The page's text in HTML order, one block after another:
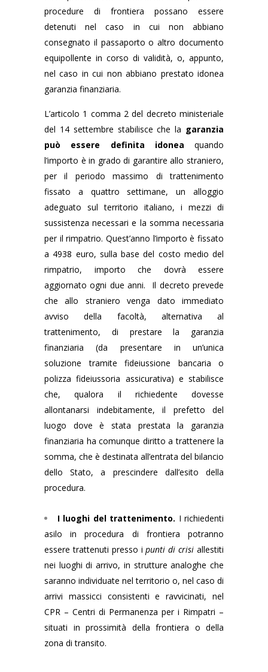
procedure di frontiera possano essere
detenuti nel caso in cui non abbiano
consegnato il passaporto o altro documento
equipollente in corso di validità, o, appunto,
nel caso in cui non abbiano prestato idonea
garanzia finanziaria.
L’articolo 1 comma 2 del decreto ministeriale
del 14 settembre stabilisce che la garanzia
può essere definita idonea quando
l’importo è in grado di garantire allo straniero,
per il periodo massimo di trattenimento
fissato a quattro settimane, un alloggio
adeguato sul territorio italiano, i mezzi di
sussistenza necessari e la somma necessaria
per il rimpatrio. Quest’anno l’importo è fissato
a 4938 euro, sulla base del costo medio del
rimpatrio, importo che dovrà essere
aggiornato ogni due anni. Il decreto prevede
che allo straniero venga dato immediato
avviso della facoltà, alternativa al
trattenimento, di prestare la garanzia
finanziaria (da presentare in un’unica
soluzione tramite fideiussione bancaria o
polizza fideiussoria assicurativa) e stabilisce
che, qualora il richiedente dovesse
allontanarsi indebitamente, il prefetto del
luogo dove è stata prestata la garanzia
finanziaria ha comunque diritto a trattenere la
somma, che è destinata all’entrata del bilancio
dello Stato, a prescindere dall’esito della
procedura.
I luoghi del trattenimento. I richiedenti
asilo in procedura di frontiera potranno
essere trattenuti presso ipunti di crisi allestiti
nei luoghi di arrivo, in strutture analoghe che
saranno individuate nel territorio o, nel caso di
arrivi massicci consistenti e ravvicinati, nel
CPR – Centri di Permanenza per i Rimpatri –
situati in prossimità della frontiera o della
zona di transito.